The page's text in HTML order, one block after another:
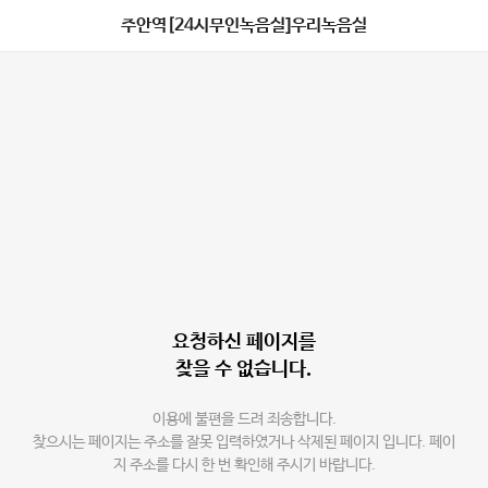
주안역[24시무인녹음실]우리녹음실
요청하신 페이지를
찾을 수 없습니다.
이용에 불편을 드려 죄송합니다.
찾으시는 페이지는 주소를 잘못 입력하였거나 삭제된 페이지 입니다. 페이
지 주소를 다시 한 번 확인해 주시기 바랍니다.